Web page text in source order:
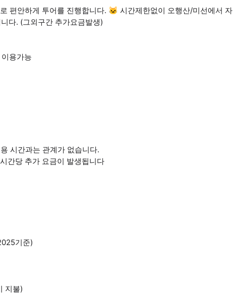
편안하게 투어를 진행합니다. 🐱 시간제한없이 오행산/미선에서 자
다. (그외구간 추가요금발생)
용가능
시간과는 관계가 없습니다.
간당 추가 요금이 발생됩니다
기준)
지불)